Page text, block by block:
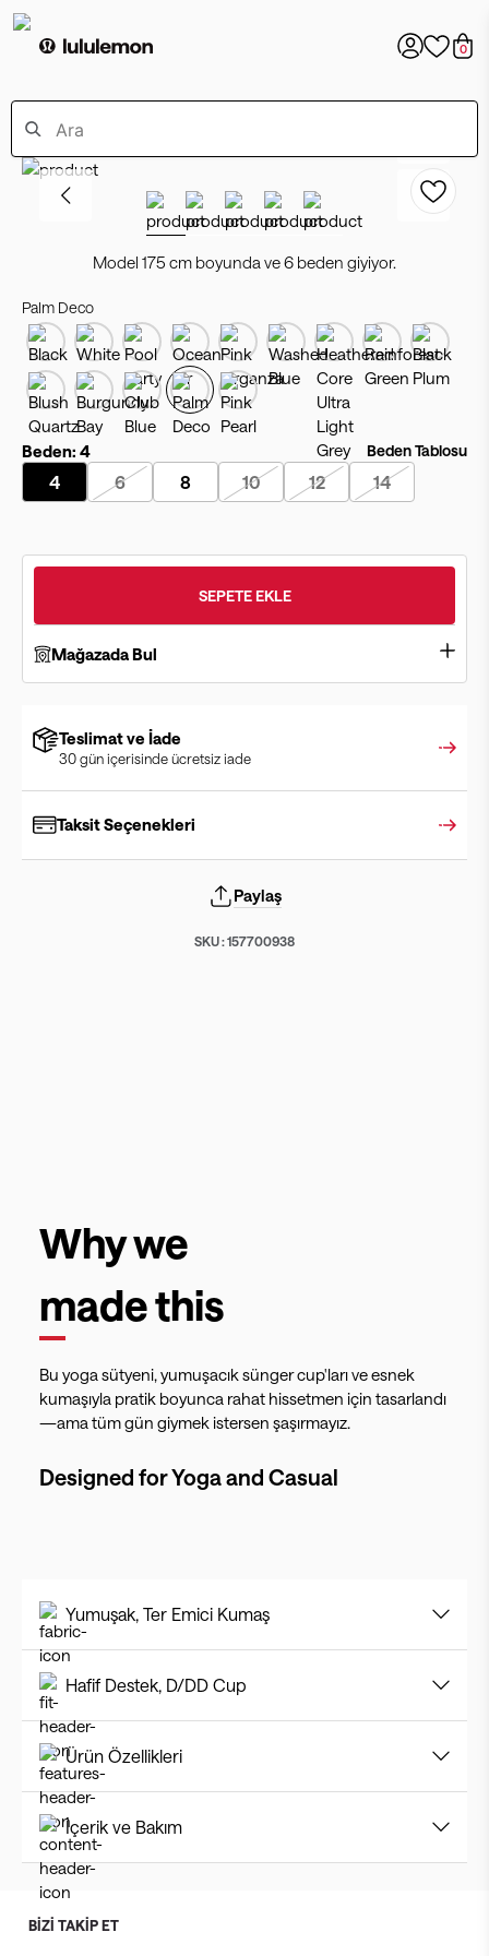
0
Model 175 cm boyunda ve 6 beden giyiyor.
Palm Deco
Beden: 4 Beden Tablosu
4 6 8 10 12 14
SEPETE EKLE
Mağazada Bul
Teslimat ve İade
30 gün içerisinde ücretsiz iade
Taksit Seçenekleri
Paylaş
SKU :157700938
Why we
made this
Bu yoga sütyeni, yumuşacık sünger cup'ları ve esnek
kumaşıyla pratik boyunca rahat hissetmen için tasarlandı
—ama tüm gün giymek istersen şaşırmayız.
Designed forYoga and Casual
Yumuşak, Ter Emici Kumaş
Hafif Destek, D/DD Cup
Ürün Özellikleri
İçerik ve Bakım
BİZİ TAKİP ET